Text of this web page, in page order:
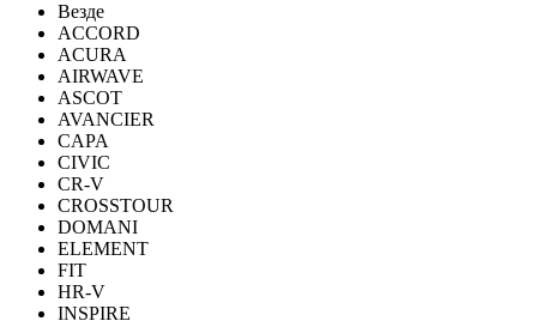
Везде
ACCORD
ACURA
AIRWAVE
ASCOT
AVANCIER
CAPA
CIVIC
CR-V
CROSSTOUR
DOMANI
ELEMENT
FIT
HR-V
INSPIRE